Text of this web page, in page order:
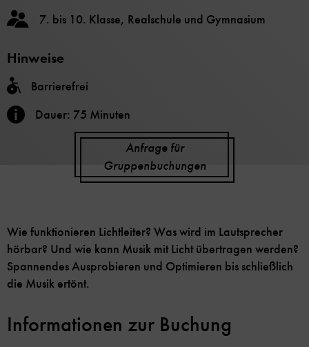
7. bis 10. Klasse, Realschule und Gymnasium
Hinweise
Barrierefrei
Dauer: 75 Minuten
Anfrage für
Gruppenbuchungen
Wie funktionieren Lichtleiter? Was wird im Lautsprecher
hörbar? Und wie kann Musik mit Licht übertragen werden?
Spannendes Ausprobieren und Optimieren bis schließlich
die Musik ertönt.
Informationen zur Buchung